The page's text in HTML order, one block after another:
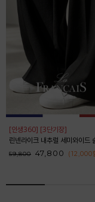
[인생360] [3단기장]
린넨라이크 내추럴 세미와이드 슬랙스
59,800 47,800 (12,000